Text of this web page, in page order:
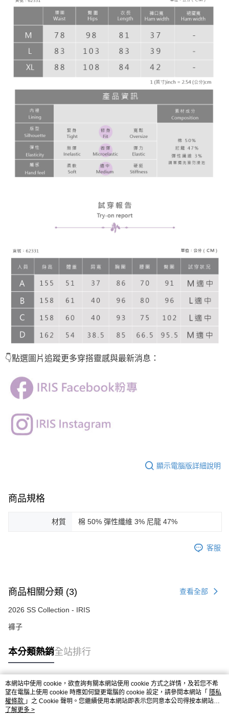
👇點選圖片追蹤更多穿搭靈感與最新消息：
顯示電腦版詳細說明
商品規格
材質 棉 50% 彈性纖維 3% 尼龍 47%
客服
商品相關分類 (3) 查看全部
2026 SS Collection - IRIS
褲子
本分類熱銷全站排行
熱門標籤
本網站中使用 cookie，欲查詢有關本網站使用 cookie 方式之詳情，及若您不希
望在電腦上使用 cookie 時應如何變更電腦的 cookie 設定，請參閱本網站「 隱私
權條款 」之 Cookie 聲明。您繼續使用本網站即表示您同意本公司得按本網站使
用條款之 Cookie 聲明使用 cookie。
了解更多 >